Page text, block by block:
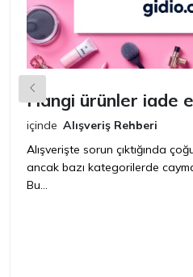
Hangi ürünler iade
içinde Alışveriş Rehberi
Alışverişte sorun çıktığında
ancak bazı kategorilerde
Bu...